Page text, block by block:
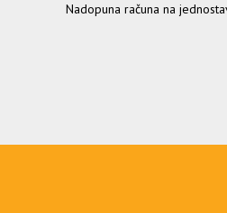
Nadopuna računa na